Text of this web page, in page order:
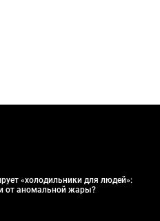
«холодильники для людей»:
от аномальной жары?